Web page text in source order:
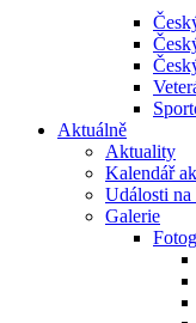
Aktuálně
Aktuality
Kalendář
Události
Galerie